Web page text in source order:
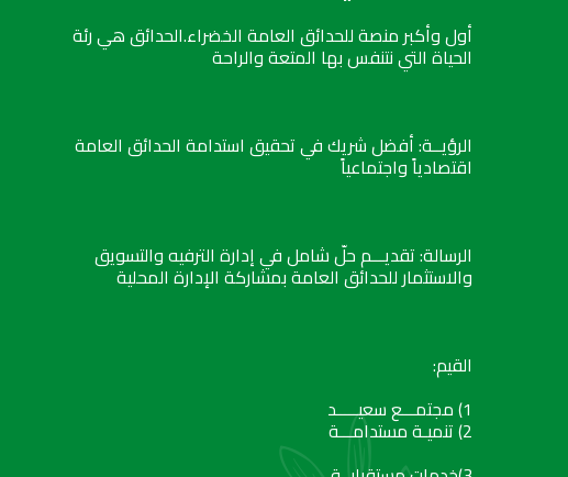
أول وأكبر منصة للحدائق العامة الخضراء.الحدائق هي رئة
الحياة التي نتنفس بها المتعة والراحة
الرؤيــة: أفضل شريك في تحقيق استدامة الحدائق العامة
اقتصادياً واجتماعياً
الرسالة: تقديـــم حلّ شامل في إدارة الترفيه والتسويق
والاستثمار للحدائق العامة بمشاركة الإدارة المحلية
القيم:
1) مجتمـــع سعيـــــد
2) تنميـة مستدامـــة